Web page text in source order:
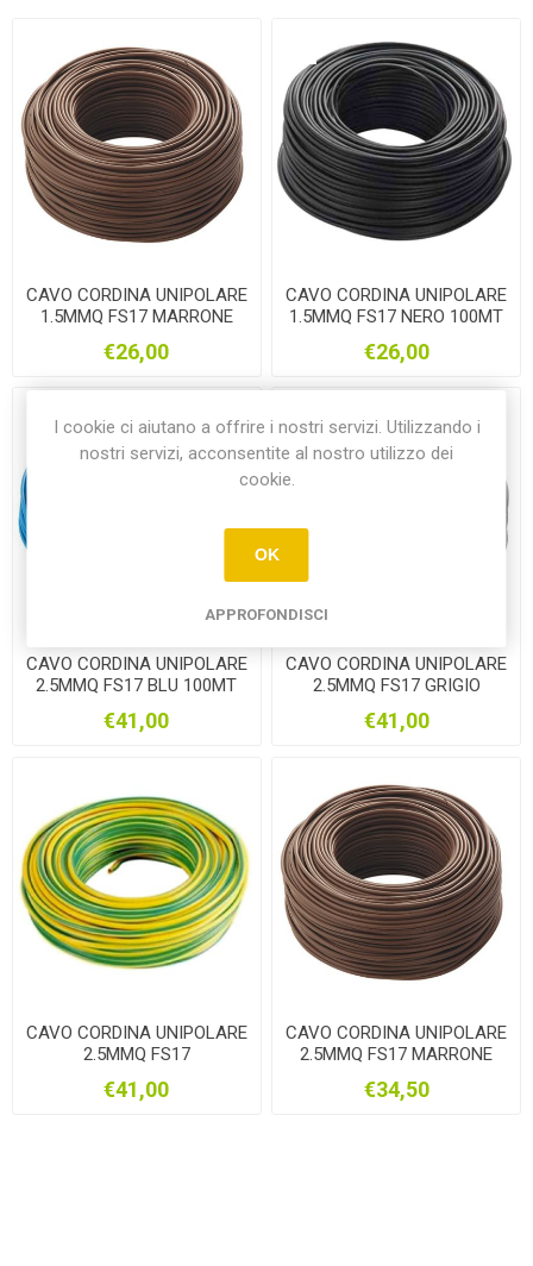
CAVO CORDINA UNIPOLARE
1.5MMQ FS17 MARRONE
€26,00
CAVO CORDINA UNIPOLARE
1.5MMQ FS17 NERO 100MT
€26,00
CAVO CORDINA UNIPOLARE
2.5MMQ FS17 BLU 100MT
€41,00
CAVO CORDINA UNIPOLARE
2.5MMQ FS17 GRIGIO
€41,00
CAVO CORDINA UNIPOLARE
2.5MMQ FS17
€41,00
CAVO CORDINA UNIPOLARE
2.5MMQ FS17 MARRONE
€34,50
I cookie ci aiutano a offrire i nostri servizi. Utilizzando i
nostri servizi, acconsentite al nostro utilizzo dei
cookie.
OK
APPROFONDISCI